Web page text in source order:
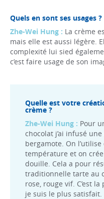
Quels en sont ses usages ?
Zhe-Wei Hung : La crème
mais elle est aussi légère.
complexité lui sied
c’est faire usage de son
Quelle est votre
crème ?
Zhe-Wei Hung : Pour
chocolat j’ai infusé
bergamote. On
température et on crée
douille. Cela a pour
traditionnelle tarte au
rose, rouge vif. C’est
je suis le plus satisfait.